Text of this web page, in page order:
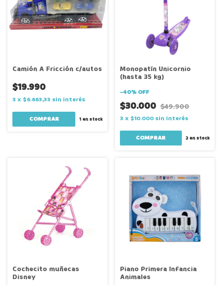
Camión A Fricción c/autos
$19.990
3 x $6.663,33 sin interés
1en stock
Monopatín Unicornio
(hasta 35 kg)
-40%OFF
$30.000 $49.900
3 x $10.000 sin interés
2 en stock
Cochecito muñecas
Disney
Piano Primera Infancia
Animales